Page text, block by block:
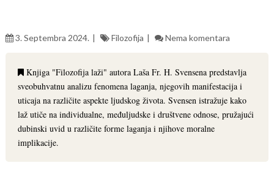
3. Septembra 2024. Filozofija Nema komentara
Knjiga "Filozofija laži" autora Laša Fr. H. Svensena predstavlja
sveobuhvatnu analizu fenomena laganja, njegovih manifestacija i
uticaja na različite aspekte ljudskog života. Svensen istražuje kako
laž utiče na individualne, međuljudske i društvene odnose, pružajući
dubinski uvid u različite forme laganja i njihove moralne
implikacije.